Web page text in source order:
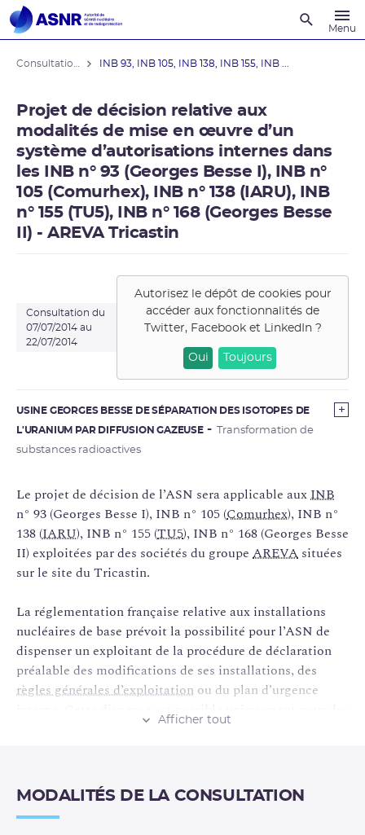
Menu
INB 93, INB 105, INB 138, INB 155, INB ...
Projet de décision relative aux
modalités de mise en œuvre d’un
système d’autorisations internes dans
les INB n° 93 (Georges Besse I), INB n°
105 (Comurhex), INB n° 138 (IARU), INB
n° 155 (TU5), INB n° 168 (Georges Besse
II) - AREVA Tricastin
Consultation du
07/07/2014 au
22/07/2014
Autorisez le dépôt de cookies pour
accéder aux fonctionnalités de
Twitter, Facebook et LinkedIn?
Oui Toujours
USINE GEORGES BESSE DE SÉPARATION DES ISOTOPES DE
L'URANIUM PAR DIFFUSION GAZEUSE
Transformation de
substances radioactives
Afficher tout
Le projet de décision de l’ASN sera applicable auxINB
n° 93 (Georges Besse I), INB n° 105 (Comurhex), INB n°
138 (IARU), INB n° 155 (TU5), INB n° 168 (Georges Besse
II) exploitées par des sociétés du groupe AREVA situées
sur le site du Tricastin.
La réglementation française relative aux installations
nucléaires de base prévoit la possibilité pour l’ASN de
dispenser un exploitant de la procédure de déclaration
préalable des modifications de ses installations, des
règles générales d’exploitation ou du plan d’urgence
interne. Cette dispense est possible uniquement pour des
opérations d’importance mineure, et à la condition que
transparence suffisantes.
MODALITÉS DE LA CONSULTATION